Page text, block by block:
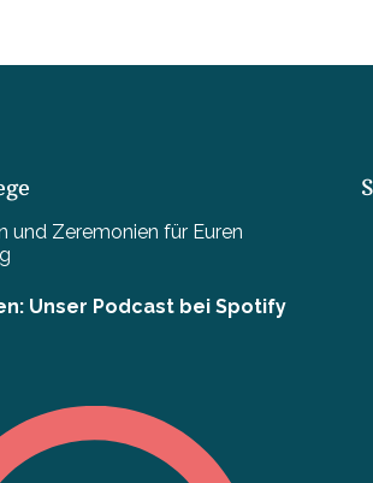
und Zeremonien für Euren
Unser Podcast bei Spotify